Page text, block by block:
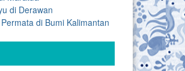
di Derawan
di Bumi Kalimantan